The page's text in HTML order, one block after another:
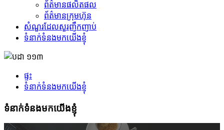
ព័ត៌មានផលិតផល
ព័ត៌មានក្រុមហ៊ុន
សំណួរដែលសួរញឹកញាប់
ទំនាក់ទំនងមកយើងខ្ញុំ
ផ្ទះ
ទំនាក់ទំនងមកយើងខ្ញុំ
ទំនាក់ទំនងមកយើងខ្ញុំ